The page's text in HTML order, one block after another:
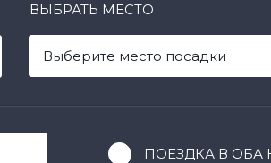
ВЫБРАТЬ МЕСТО
Выберите место посадки
ПОЕЗДКА В ОБА